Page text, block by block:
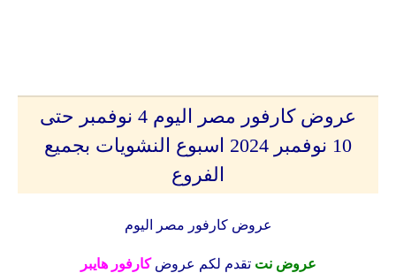
عروض كارفور مصر اليوم 4 نوفمبر حتى
10 نوفمبر 2024 اسبوع النشويات بجميع
الفروع
عروض كارفور مصر اليوم
عروض نت تقدم لكم عروضكارفور هايبر